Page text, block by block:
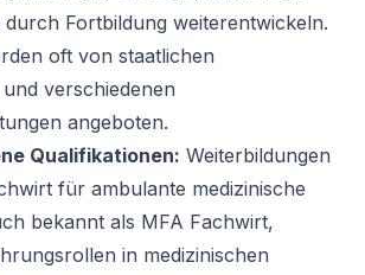
Fortbildung weiterentwickeln.
oft von staatlichen
verschiedenen
angeboten.
Qualifikationen: Weiterbildungen
für ambulante medizinische
bekannt als MFA Fachwirt,
in medizinischen